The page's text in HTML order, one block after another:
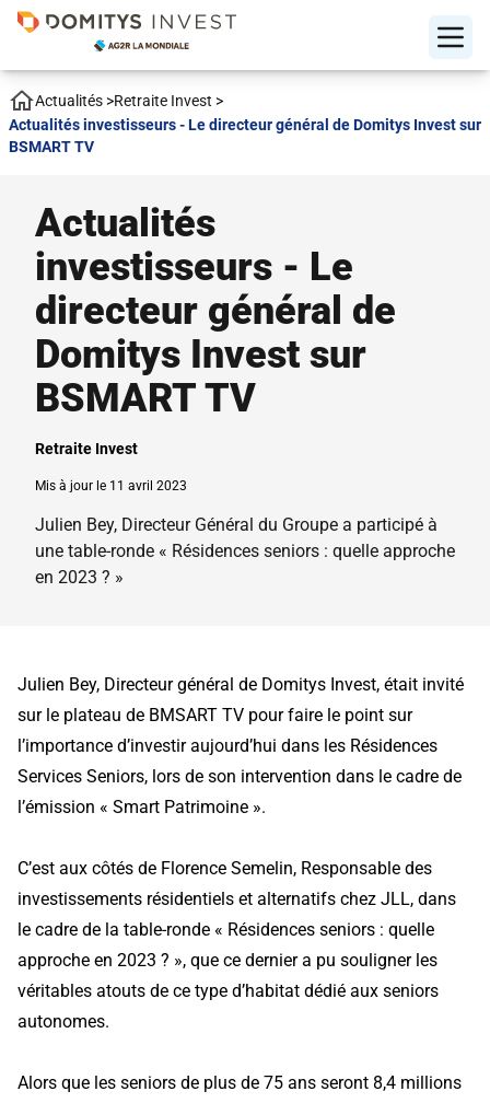
Actualités >Retraite Invest >
Actualités investisseurs - Le directeur général de Domitys Invest sur
BSMART TV
Actualités
investisseurs - Le
directeur général de
Domitys Invest sur
BSMART TV
Retraite Invest
Mis à jour le 11 avril 2023
Julien Bey, Directeur Général du Groupe a participé à
une table-ronde « Résidences seniors : quelle approche
en 2023 ? »
Julien Bey, Directeur général de Domitys Invest, était invité
sur le plateau de BMSART TV pour faire le point sur
l’importance d’investir aujourd’hui dans les Résidences
Services Seniors, lors de son intervention dans le cadre de
l’émission « Smart Patrimoine ».
C’est aux côtés de Florence Semelin, Responsable des
investissements résidentiels et alternatifs chez JLL, dans
le cadre de la table-ronde « Résidences seniors : quelle
approche en 2023 ? », que ce dernier a pu souligner les
véritables atouts de ce type d’habitat dédié aux seniors
autonomes.
Alors que les seniors de plus de 75 ans seront 8,4 millions